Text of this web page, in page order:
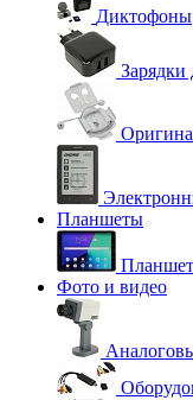
Диктофоны
Зарядки
Планшеты
Фото и видео